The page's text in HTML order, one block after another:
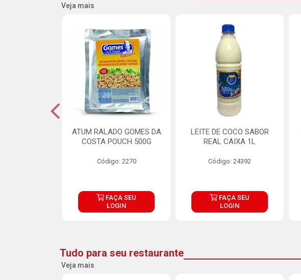
Veja mais
ATUM RALADO GOMES DA
COSTA POUCH 500G
Código: 2270
FAÇA SEU
LOGIN
LEITE DE COCO SABOR
REAL CAIXA 1L
Código: 24392
FAÇA SEU
LOGIN
Tudo para seu restaurante
Veja mais